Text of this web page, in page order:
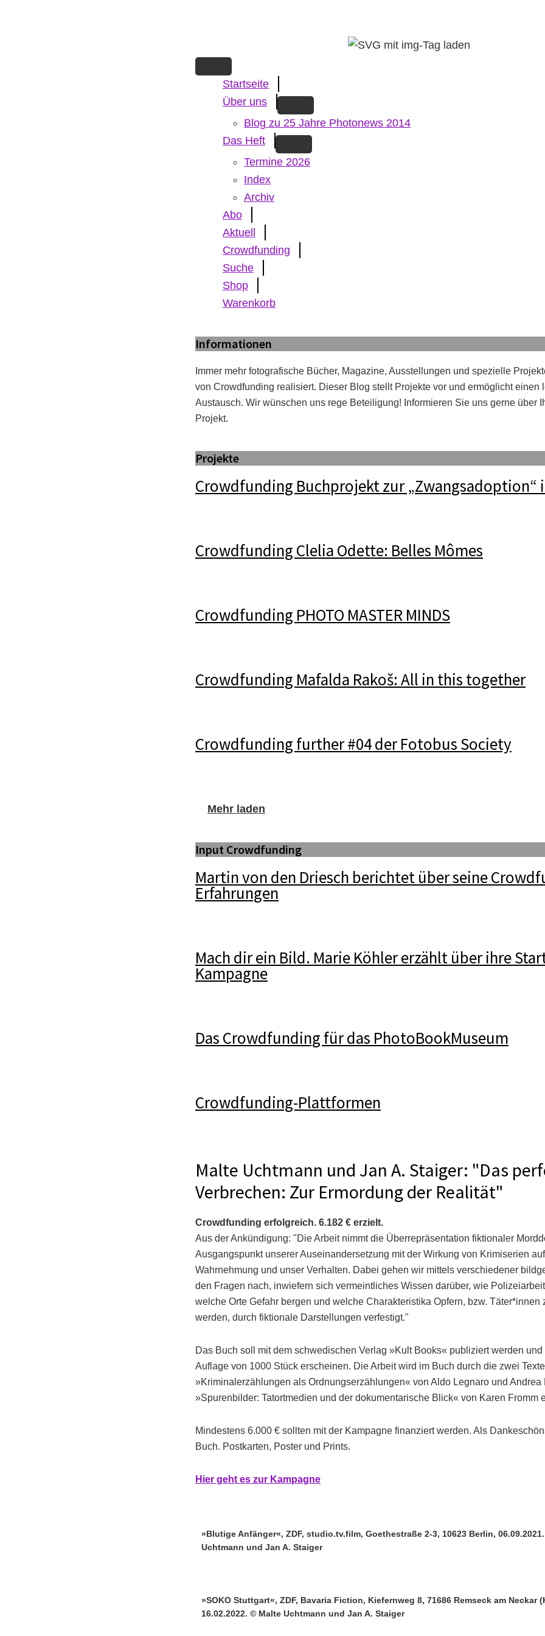
Startseite
Über uns
Blog zu 25 Jahre Photonews 2014
Das Heft
Termine 2026
Index
Archiv
Abo
Aktuell
Crowdfunding
Suche
Shop
Warenkorb
Informationen
Immer mehr fotografische Bücher, Magazine, Ausstellungen und spezielle
von Crowdfunding realisiert. Dieser Blog stellt Projekte vor und ermöglicht einen
Austausch. Wir wünschen uns rege Beteiligung! Informieren Sie uns gerne über
Projekt.
Projekte
Crowdfunding Buchprojekt zur „Zwangsadoption“
Crowdfunding Clelia Odette: Belles Mômes
Crowdfunding PHOTO MASTER MINDS
Crowdfunding Mafalda Rakoš: All in this together
Crowdfunding further #04 der Fotobus Society
Mehr laden
Input Crowdfunding
Martin von den Driesch berichtet über seine
Erfahrungen
Mach dir ein Bild. Marie Köhler erzählt über ihre
Kampagne
Das Crowdfunding für das PhotoBookMuseum
Crowdfunding-Plattformen
Malte Uchtmann und Jan A. Staiger: "Das
Verbrechen: Zur Ermordung der Realität"
Crowdfunding erfolgreich. 6.182 € erzielt.
Aus der Ankündigung: "Die Arbeit nimmt die Überrepräsentation fiktionaler
Ausgangspunkt unserer Auseinandersetzung mit der Wirkung von Krimiserien
Wahrnehmung und unser Verhalten. Dabei gehen wir mittels verschiedener
den Fragen nach, inwiefern sich vermeintliches Wissen darüber, wie
welche Orte Gefahr bergen und welche Charakteristika Opfern, bzw. Täter*innen
werden, durch fiktionale Darstellungen verfestigt."
Das Buch soll mit dem schwedischen Verlag »Kult Books« publiziert werden
Auflage von 1000 Stück erscheinen. Die Arbeit wird im Buch durch die zwei Texte
»Kriminalerzählungen als Ordnungserzählungen« von Aldo Legnaro und Andrea
»Spurenbilder: Tatortmedien und der dokumentarische Blick« von Karen Fromm
Mindestens 6.000 € sollten mit der Kampagne finanziert werden. Als
Buch. Postkarten, Poster und Prints.
Hier geht es zur Kampagne
»Blutige Anfänger«, ZDF, studio.tv.film, Goethestraße 2-3, 10623 Berlin,
Uchtmann und Jan A. Staiger
»SOKO Stuttgart«, ZDF, Bavaria Fiction, Kiefernweg 8, 71686 Remseck am Neckar
16.02.2022. © Malte Uchtmann und Jan A. Staiger